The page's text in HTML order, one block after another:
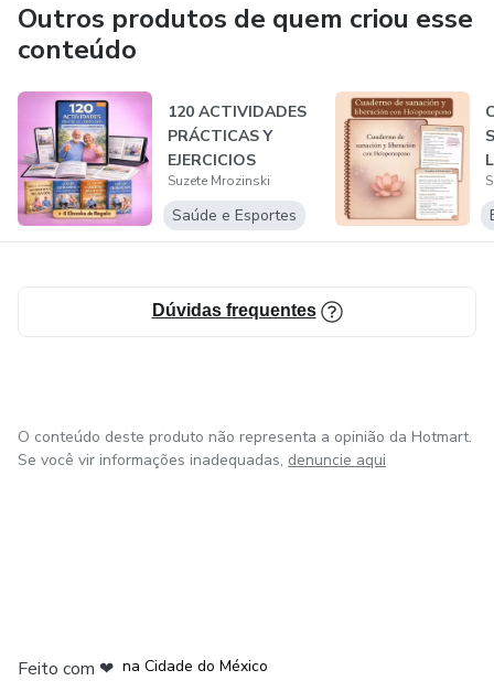
Outros produtos de quem criou esse
conteúdo
120 ACTIVIDADES
PRÁCTICAS Y
EJERCICIOS​
ADAPTADOS PARA
LA ME...
Suzete Mrozinski
Saúde e Esportes
Dúvidas frequentes
O conteúdo deste produto não representa a opinião da Hotmart.
Se você vir informações inadequadas, denuncie aqui
Feito com ❤ na Cidade do México